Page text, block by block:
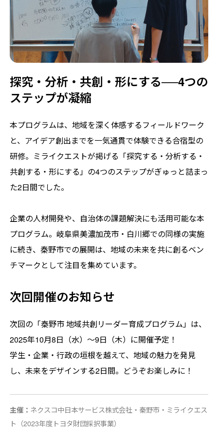
探究・分析・共創・形にする──4つの
ステップが凝縮
本プログラムは、地域を深く体感するフィールドワーク
と、アイデア創出までを一気通貫で体験できる合宿型の
研修。ミライクエストが掲げる「探究する・分析する・
共創する・形にする」の4つのステップがぎゅっと詰まっ
た2日間でした。
企業の人材開発や、自治体の課題解決にも活用可能な本
プログラム。岐阜県美濃加茂市・白川郷での同様の実施
に続き、秦野市での展開は、地域の未来を共に創るベン
チマークとして注目を集めています。
次回開催のお知らせ
次回の「秦野市 地域共創リーダー育成プログラム」は、
2025年10月8日（水）〜9日（木）に開催予定！
学生・企業・行政の垣根を越えて、地域の魅力を発見
し、未来をデザインする2日間。どうぞお楽しみに！
主催： ネクスコ中日本サービス株式会社・秦野市・ミライクエス
ト（2023年度トヨタ財団採択事業）